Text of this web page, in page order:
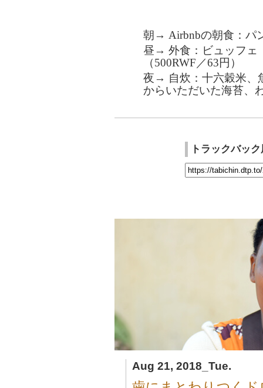
朝→ Airbnbの朝食：パ
昼→ 外食：ビュッフェ
（500RWF／63円）
夜→ 自炊：十六穀米、
からいただいた海苔、
トラックバッ
Aug 21, 2018_Tue.